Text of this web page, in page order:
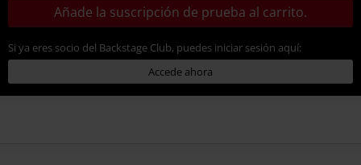
Añade la suscripción de prueba al carrito.
Si ya eres socio del Backstage Club, puedes iniciar sesión aquí:
Accede ahora